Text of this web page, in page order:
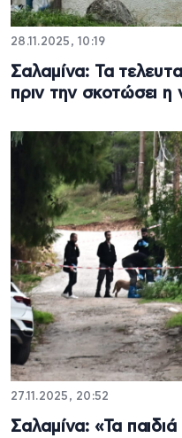
28.11.2025, 10:19
Σαλαμίνα: Τα
πριν την σκοτώσει η
27.11.2025, 20:52
Σαλαμίνα: «Τα